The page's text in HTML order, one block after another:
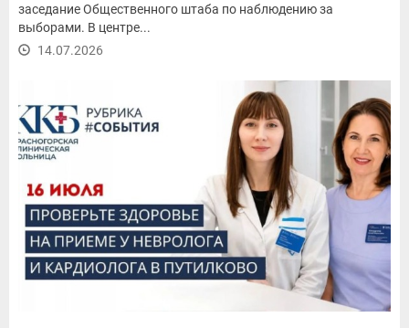
заседание Общественного штаба по наблюдению за
выборами. В центре...
14.07.2026